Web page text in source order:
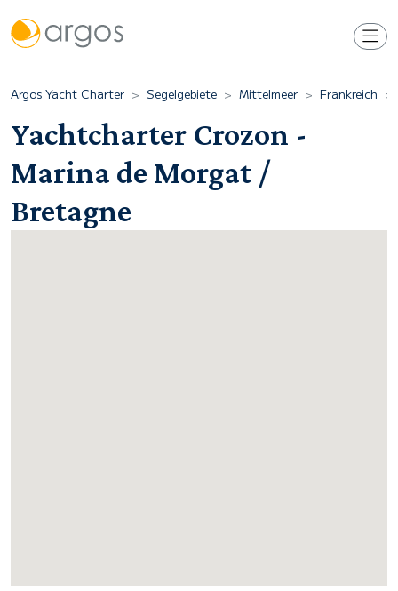
Argos Yacht Charter Segelgebiete Mittelmeer Frankreich
Yachtcharter Crozon -
Marina de Morgat /
Bretagne